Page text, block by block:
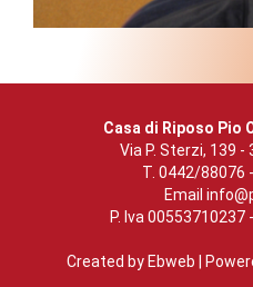
Casa di Riposo Pio
Via P. Sterzi, 139 -
T. 0442/88076
Email
P. Iva 00553710237
Created by Ebweb |